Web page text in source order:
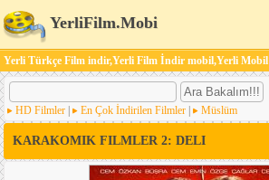
YerliFilm.Mobi
Yerli Türkçe Film indir,Yerli Film İndir mobil,Yerli Mobil
HD Filmler En Çok İndirilen Filmler Müslüm
KARAKOMIK FILMLER 2: DELI